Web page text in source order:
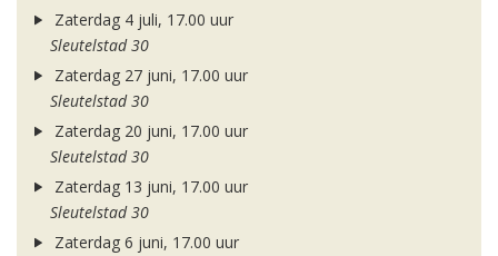
Zaterdag 4 juli, 17.00 uur
Sleutelstad 30
Zaterdag 27 juni, 17.00 uur
Sleutelstad 30
Zaterdag 20 juni, 17.00 uur
Sleutelstad 30
Zaterdag 13 juni, 17.00 uur
Sleutelstad 30
Zaterdag 6 juni, 17.00 uur